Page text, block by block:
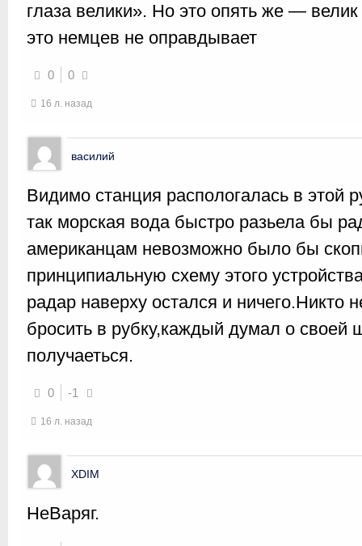
глаза велики». Но это опять же —
это немцев не оправдывает
0 0
16 л. назад
василий
Видимо станция распологалась в этой
так морская вода быстро разьела бы
американцам невозможно было бы
принципиальную схему этого
радар наверху остался и ничего.Никто
бросить в рубку,каждый думал о своей
получаеться.
0 -1
16 л. назад
XDIM
НеВаряг.